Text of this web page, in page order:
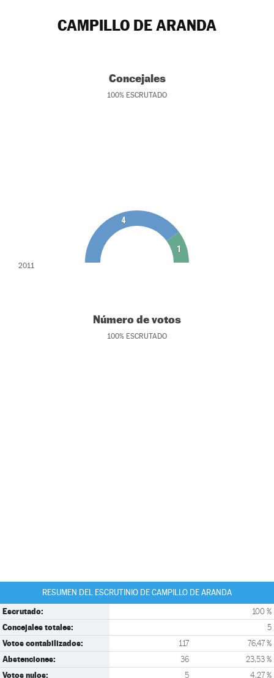
CAMPILLO DE ARANDA
Concejales
100% ESCRUTADO
4
1
2011
Número de votos
100% ESCRUTADO
RESUMEN DEL ESCRUTINIO DE CAMPILLO DE ARANDA
Escrutado: 100 %
Concejales totales: 5
Votos contabilizados: 117 76,47 %
Abstenciones: 36 23,53 %
Votos nulos: 5 4,27 %